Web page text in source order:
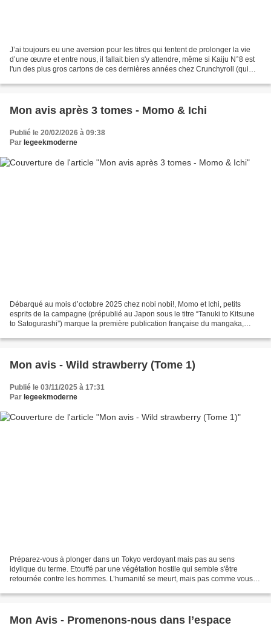
J’ai toujours eu une aversion pour les titres qui tentent de prolonger la vie
d’une œuvre et entre nous, il fallait bien s'y attendre, même si Kaiju N°8 est
l'un des plus gros cartons de ces dernières années chez Crunchyroll (qui
Mon avis après 3 tomes - Momo & Ichi
Publié le 20/02/2026 à 09:38
Par legeekmoderne
Débarqué au mois d’octobre 2025 chez nobi nobi!, Momo et Ichi, petits
esprits de la campagne (prépublié au Japon sous le titre “Tanuki to Kitsune
to Satogurashi”) marque la première publication française du mangaka,
Mon avis - Wild strawberry (Tome 1)
Publié le 03/11/2025 à 17:31
Par legeekmoderne
Préparez-vous à plonger dans un Tokyo verdoyant mais pas au sens
idylique du terme. Etouffé par une végétation hostile qui semble s'être
retournée contre les hommes. L’humanité se meurt, mais pas comme vous
Mon Avis - Promenons-nous dans l’espace